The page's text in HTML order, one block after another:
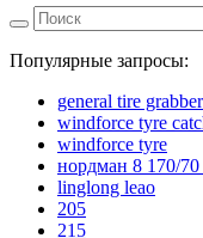
Популярные запросы:
general tire
windforce tyre
windforce tyre
нордман 8 170/70
linglong leao
205
215